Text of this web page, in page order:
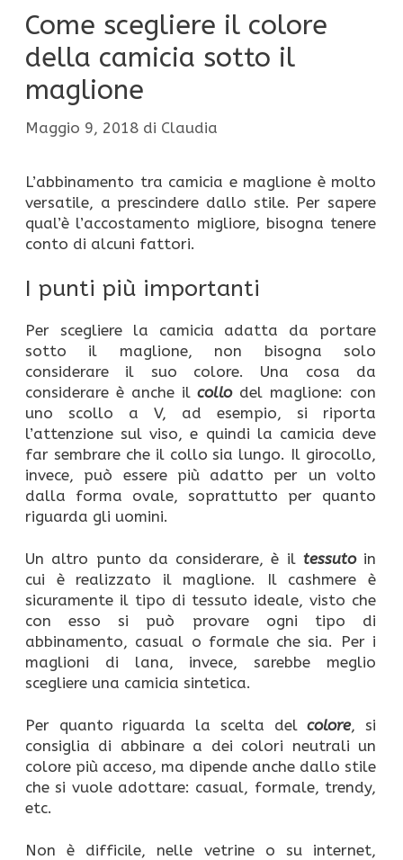
Come scegliere il colore
della camicia sotto il
maglione
Maggio 9, 2018 di Claudia
L’abbinamento tra camicia e maglione è molto
versatile, a prescindere dallo stile. Per sapere
qual’è l’accostamento migliore, bisogna tenere
conto di alcuni fattori.
I punti più importanti
Per scegliere la camicia adatta da portare
sotto il maglione, non bisogna solo
considerare il suo colore. Una cosa da
considerare è anche ilcollodel maglione: con
uno scollo a V, ad esempio, si riporta
l’attenzione sul viso, e quindi la camicia deve
far sembrare che il collo sia lungo. Il girocollo,
invece, può essere più adatto per un volto
dalla forma ovale, soprattutto per quanto
riguarda gli uomini.
Un altro punto da considerare, è il tessutoin
cui è realizzato il maglione. Il cashmere è
sicuramente il tipo di tessuto ideale, visto che
con esso si può provare ogni tipo di
abbinamento, casual o formale che sia. Per i
maglioni di lana, invece, sarebbe meglio
scegliere una camicia sintetica.
Per quanto riguarda la scelta delcolore, si
consiglia di abbinare a dei colori neutrali un
colore più acceso, ma dipende anche dallo stile
che si vuole adottare: casual, formale, trendy,
etc.
Non è difficile, nelle vetrine o su internet,